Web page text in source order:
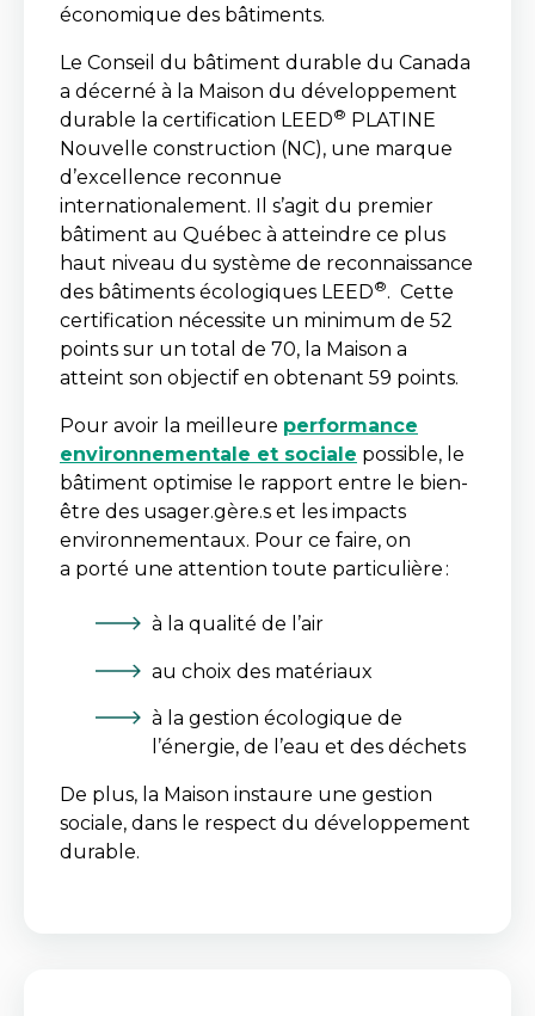
économique des bâtiments.
Le Conseil du bâtiment durable du Canada
a décerné à la Maison du développement
durable la certification LEED® PLATINE
Nouvelle construction (NC), une marque
d’excellence reconnue
internationalement. Il s’agit du premier
bâtiment au Québec à atteindre ce plus
haut niveau du système de reconnaissance
des bâtiments écologiques LEED®. Cette
certification nécessite un minimum de 52
points sur un total de 70, la Maison a
atteint son objectif en obtenant 59 points.
Pour avoir la meilleure performance
environnementale et sociale possible, le
bâtiment optimise le rapport entre le bien-
être des usager.gère.s et les impacts
environnementaux. Pour ce faire, on
a porté une attention toute particulière :
à la qualité de l’air
au choix des matériaux
à la gestion écologique de
l’énergie, de l’eau et des déchets
De plus, la Maison instaure une gestion
sociale, dans le respect du développement
durable.